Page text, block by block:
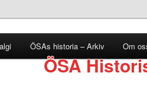
ÖSA
ÖSAs historia – Arkiv Om